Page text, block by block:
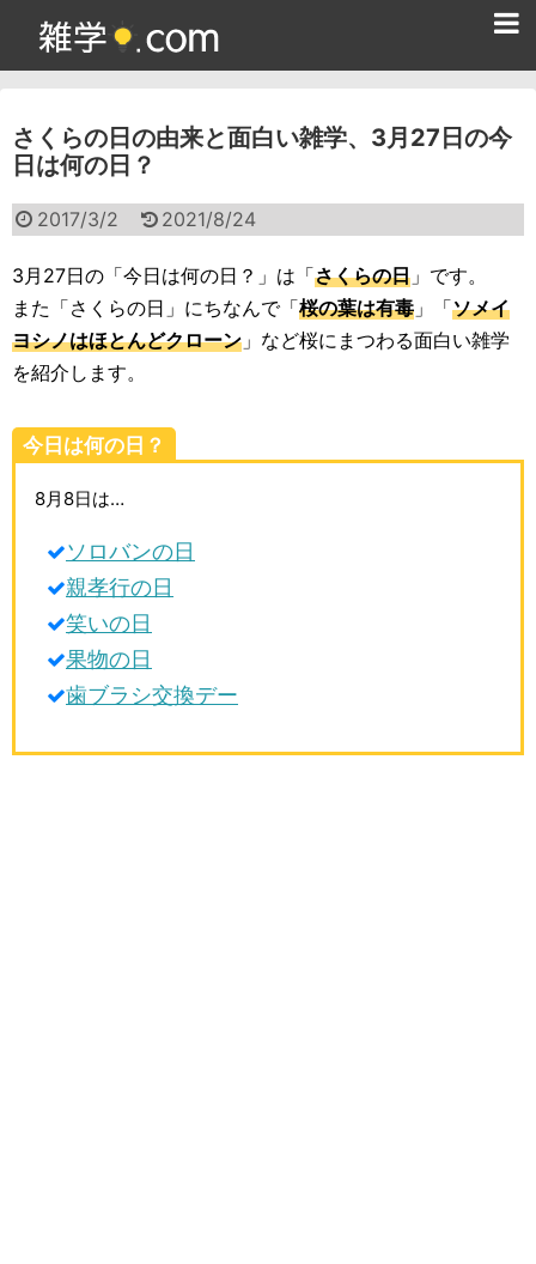
さくらの日の由来と面白い雑学、3月27日の今
日は何の日？
2017/3/2 2021/8/24
3月27日の「今日は何の日？」は「さくらの日 」です。
また「さくらの日」にちなんで「桜の葉は有毒 」「ソメイ
ヨシノはほとんどクローン 」など桜にまつわる面白い雑学
を紹介します。
今日は何の日？
8月8日は…
ソロバンの日
親孝行の日
笑いの日
果物の日
歯ブラシ交換デー
雑学クイズ問題集
面白い雑学
ためになる雑学
スポーツ雑学
動物雑学
歴史雑学
生活雑学
サイト情報